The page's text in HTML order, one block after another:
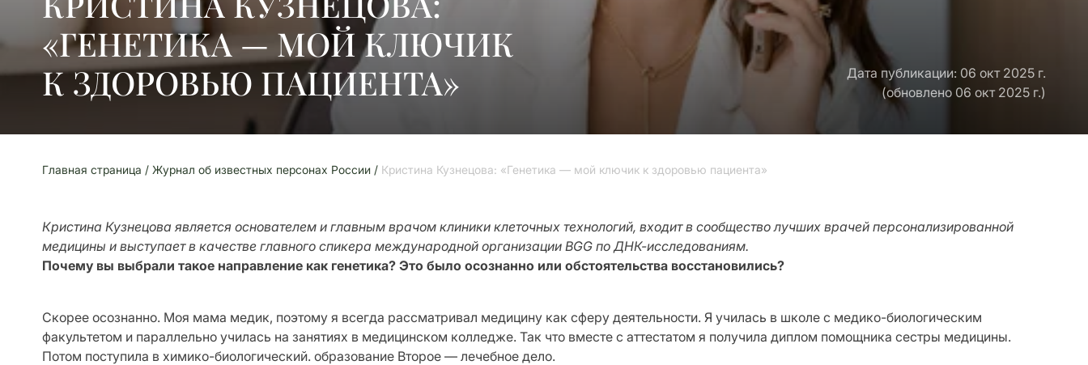
«ГЕНЕТИКА — МОЙ КЛЮЧИК
К ЗДОРОВЬЮ ПАЦИЕНТА»
Дата публикации: 06 окт 2025 г.
(обновлено 06 окт 2025 г.)
Главная страница / Журнал об известных персонах России / Кристина Кузнецова: «Генетика — мой ключик к здоровью пациента»
Кристина Кузнецова является основателем и главным врачом клиники клеточных технологий, входит в сообщество лучших врачей персонализированной
медицины и выступает в качестве главного спикера международной организации BGG по ДНК-исследованиям.
Почему вы выбрали такое направление как генетика? Это было осознанно или обстоятельства восстановились?
Скорее осознанно. Моя мама медик, поэтому я всегда рассматривал медицину как сферу деятельности. Я училась в школе с медико-биологическим
факультетом и параллельно училась на занятиях в медицинском колледже. Так что вместе с аттестатом я получила диплом помощника сестры медицины.
Потом поступила в химико-биологический. образование Второе — лечебное дело.